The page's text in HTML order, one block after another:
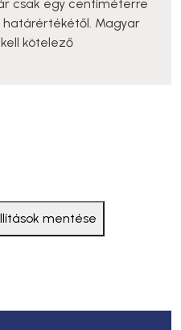
csak egy centiméterre
határértékétől. Magyar
kötelező
mentése